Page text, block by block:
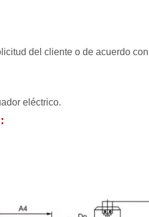
del cliente o de acuerdo con
eléctrico.
: